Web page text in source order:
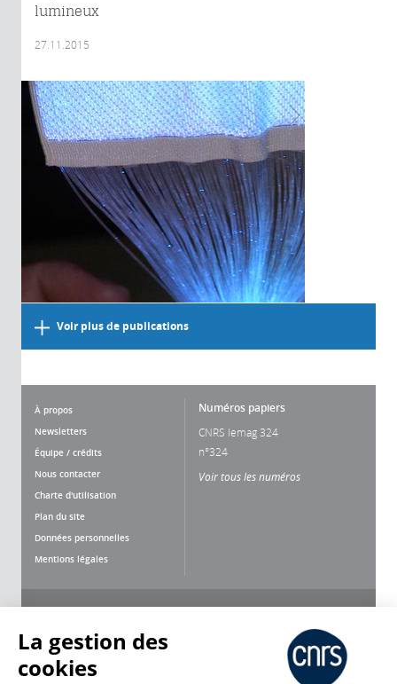
lumineux
27.11.2015
Voir plus de publications
À propos
Newsletters
Équipe / crédits
Nous contacter
Charte d'utilisation
Plan du site
Données personnelles
Mentions légales
Numéros papiers
CNRS lemag 324
n°324
Voir tous les numéros
La gestion des
cookies